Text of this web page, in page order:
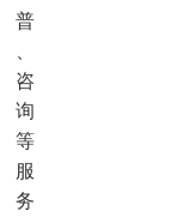
普
咨
询
等
服
务